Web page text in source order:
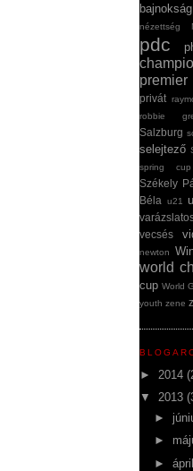
bajnokság
nézettség
pdc
privát
robbie
Salzburg
selejtező
spring cup
Székely
Béla
u21
vecsés
newton
world
cup World
youth zene
► 2014
▼ 2013
►
►
►